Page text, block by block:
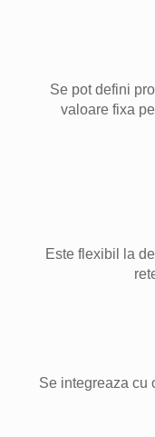
Se pot defini
valoare fixa
Este flexibil la
Se integreaza cu